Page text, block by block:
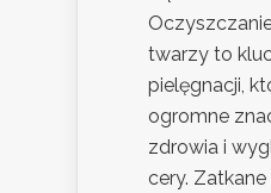
twarzy to
pielęgnacji,
ogromne
zdrowia i
cery.